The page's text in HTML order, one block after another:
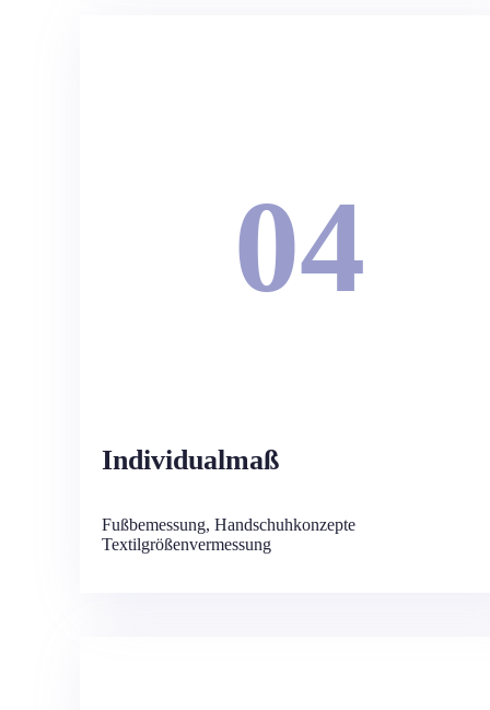
04
Individualmaß
Fußbemessung, Handschuhkonzepte
Textilgrößenvermessung